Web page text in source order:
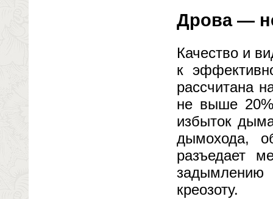
Дрова —
Качество и
к
рассчитана
не выше
избыток
дымохода,
разъедает
креозоту.